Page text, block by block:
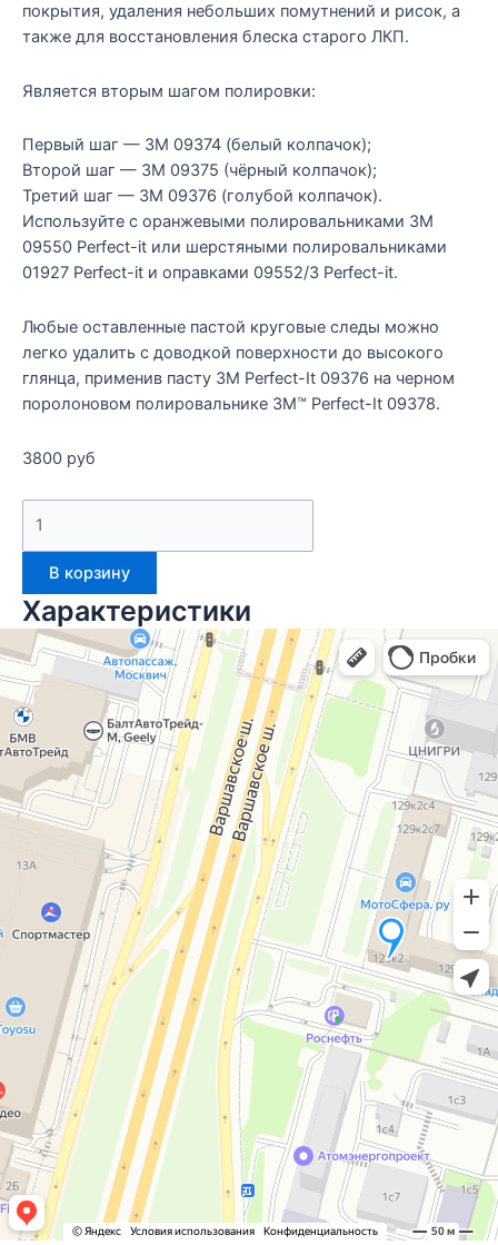
покрытия, удаления небольших помутнений и рисок, а
также для восстановления блеска старого ЛКП.
Является вторым шагом полировки:
Первый шаг — 3М 09374 (белый колпачок);
Второй шаг — 3M 09375 (чёрный колпачок);
Третий шаг — 3М 09376 (голубой колпачок).
Используйте c оранжевыми полировальниками 3M
09550 Perfect-it или шерстяными полировальниками
01927 Perfect-it и оправками 09552/3 Perfect-it.
Любые оставленные пастой круговые следы можно
легко удалить с доводкой поверхности до высокого
глянца, применив пасту 3M Perfect-It 09376 на черном
поролоновом полировальнике 3M™ Perfect-It 09378.
3800 руб
В корзину
Характеристики